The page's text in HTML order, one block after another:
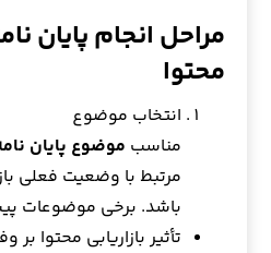
مراحل انجام پایان
محتوا
انتخاب موضوع
مناسب موضوع پایان
مرتبط با وضعیت فعلی
باشد. برخی موضوعات
تأثیر بازاریابی محتوا